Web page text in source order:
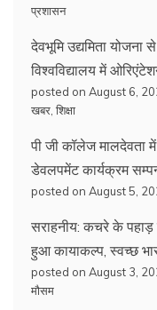
प्रशासन
देवभूमि उद्यमिता योजना
विश्वविद्यालय में
posted on August 6,
खबर शिक्षा
पी जी कॉलेज मालदेवता
डेवलपमेंट कार्यक्रम
posted on August 5,
सराहनीय: कचरे के पहाड़
हुआ कायाकल्प, स्वच्छ
posted on August 3,
मौसम